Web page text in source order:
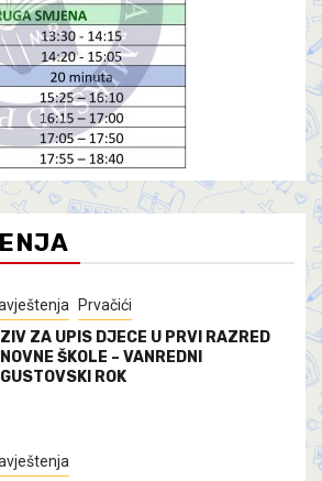
Prvačići
ZA UPIS DJECE U PRVI RAZRED
ŠKOLE – VANREDNI
ROK